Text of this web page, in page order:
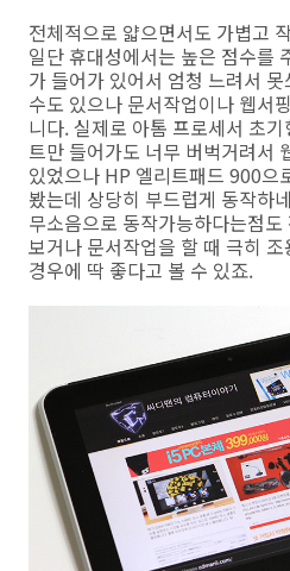
전체적으로 얇으면서도 가볍고
일단 휴대성에서는 높은 점수를
가 들어가 있어서 엄청 느려서
수도 있으나 문서작업이나 웹서
니다. 실제로 아톰 프로세서 초
트만 들어가도 너무 버벅거려서
있었으나 HP 엘리트패드 900으
봤는데 상당히 부드럽게 동작하
무소음으로 동작가능하다는점
보거나 문서작업을 할 때 극히
경우에 딱 좋다고 볼 수 있죠.